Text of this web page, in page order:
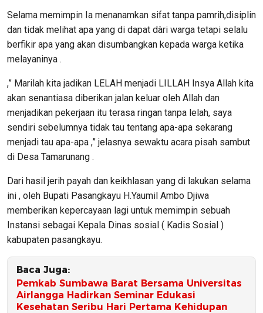
Selama memimpin Ia menanamkan sifat tanpa pamrih,disiplin
dan tidak melihat apa yang di dapat dàri warga tetapi selalu
berfikir apa yang akan disumbangkan kepada warga ketika
melayaninya .
,” Marilah kita jadikan LELAH menjadi LILLAH Insya Allah kita
akan senantiasa diberikan jalan keluar oleh Allah dan
menjadikan pekerjaan itu terasa ringan tanpa lelah, saya
sendiri sebelumnya tidak tau tentang apa-apa sekarang
menjadi tau apa-apa ,” jelasnya sewaktu acara pisah sambut
di Desa Tamarunang .
Dari hasil jerih payah dan keikhlasan yang di lakukan selama
ini , oleh Bupati Pasangkayu H.Yaumil Ambo Djiwa
memberikan kepercayaan lagi untuk memimpin sebuah
Instansi sebagai Kepala Dinas sosial ( Kadis Sosial )
kabupaten pasangkayu.
Baca Juga:
Pemkab Sumbawa Barat Bersama Universitas
Airlangga Hadirkan Seminar Edukasi
Kesehatan Seribu Hari Pertama Kehidupan